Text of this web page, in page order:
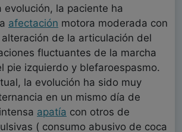
evolución, la paciente ha
afectación motora moderada con
de la articulación del
fluctuantes de la marcha
pie izquierdo y blefaroespasmo.
la evolución ha sido muy
en un mismo día de
apatía con otros de
( consumo abusivo de coca